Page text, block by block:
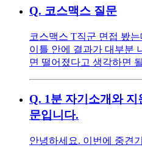
Q. 코스맥스 질문
코스맥스 T직군 면접 봤
이틀 안에 결과가 대부분
면 떨어졌다고 생각하면
Q. 1분 자기소개와 지
문입니다.
안녕하세요. 이번에 중견